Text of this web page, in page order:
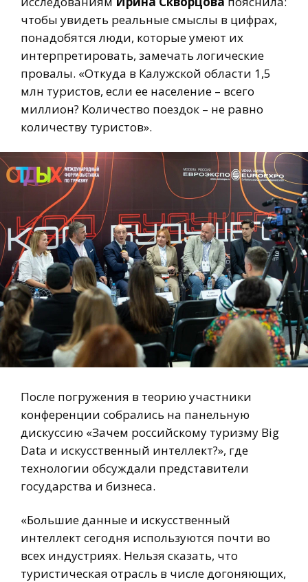
чтобы увидеть реальные смыслы в цифрах,
понадобятся люди, которые умеют их
интерпретировать, замечать логические
провалы. «Откуда в Калужской области 1,5
млн туристов, если ее население – всего
миллион? Количество поездок – не равно
количеству туристов».
После погружения в теорию участники
конференции собрались на панельную
дискуссию «Зачем российскому туризму Big
Data и искусственный интеллект?», где
технологии обсуждали представители
государства и бизнеса.
«Большие данные и искусственный
интеллект сегодня используются почти во
всех индустриях. Нельзя сказать, что
туристическая отрасль в числе догоняющих,